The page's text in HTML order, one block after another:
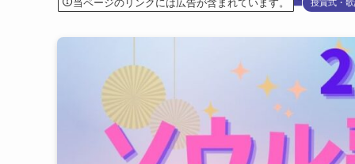
当ページのリンクには広告が含まれています。 授賞式・